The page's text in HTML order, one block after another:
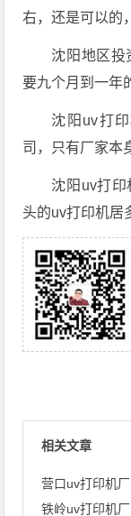
右，还是可以的
沈阳地区投
要九个月到一年
沈阳uv打
司，只有厂家本
沈阳uv打印
头的uv打印机居
相关文章
营口uv打印机
铁岭uv打印机